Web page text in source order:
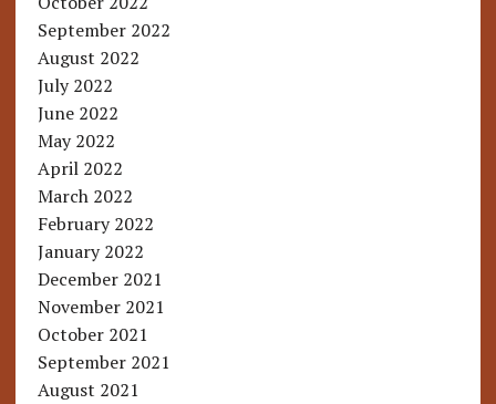
September 2022
August 2022
July 2022
June 2022
May 2022
April 2022
March 2022
February 2022
January 2022
December 2021
November 2021
October 2021
September 2021
August 2021